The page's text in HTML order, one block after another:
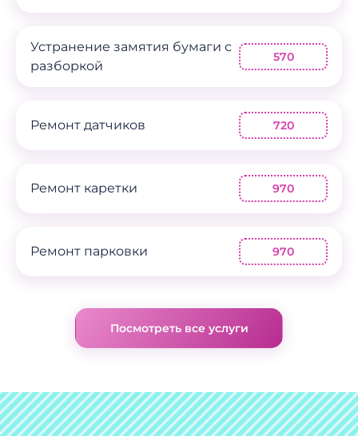
Устранение замятия бумаги с
разборкой
570
Ремонт датчиков 720
Ремонт каретки 970
Ремонт парковки 970
Посмотреть все услуги